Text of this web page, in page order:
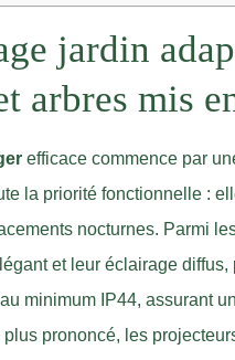
jardin
arbres mis
efficace commence par
la priorité fonctionnelle :
nocturnes. Parmi
et leur éclairage
minimum IP44, assurant
plus prononcé, les